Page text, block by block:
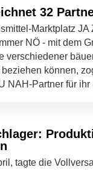
32
Marktplatz
NÖ - mit dem
verschiedener
können,
NAH-Partner für
tagte die